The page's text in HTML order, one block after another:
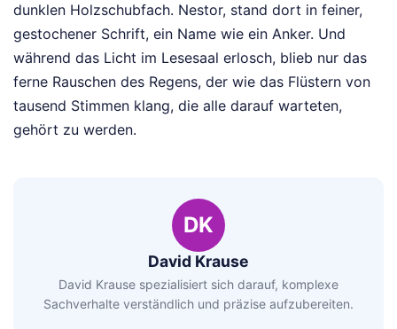
dunklen Holzschubfach. Nestor, stand dort in feiner,
gestochener Schrift, ein Name wie ein Anker. Und
während das Licht im Lesesaal erlosch, blieb nur das
ferne Rauschen des Regens, der wie das Flüstern von
tausend Stimmen klang, die alle darauf warteten,
gehört zu werden.
DK
David Krause
David Krause spezialisiert sich darauf, komplexe
Sachverhalte verständlich und präzise aufzubereiten.